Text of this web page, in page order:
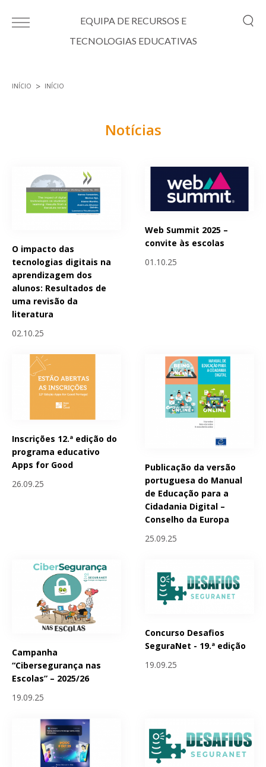
EQUIPA DE RECURSOS E
TECNOLOGIAS EDUCATIVAS
INÍCIO INÍCIO
Notícias
O impacto das
tecnologias digitais na
aprendizagem dos
alunos: Resultados de
uma revisão da
literatura
02.10.25
Web Summit 2025 –
convite às escolas
01.10.25
Inscrições 12.ª edição do
programa educativo
Apps for Good
26.09.25
Publicação da versão
portuguesa do Manual
de Educação para a
Cidadania Digital –
Conselho da Europa
25.09.25
Campanha
“Cibersegurança nas
Escolas” – 2025/26
19.09.25
Concurso Desafios
SeguraNet - 19.ª edição
19.09.25
Páginas